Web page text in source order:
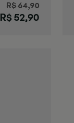
R$ 64,90
R$ 52,90